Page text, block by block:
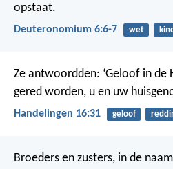
opstaat.
Deuteronomium 6:6-7 wet
Ze antwoordden: ‘Geloof in de
gered worden, u en uw
Handelingen 16:31 geloof
Broeders en zusters, in de